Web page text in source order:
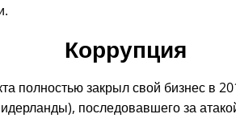
Коррупция
полностью закрыл свой бизнес в
последовавшего за